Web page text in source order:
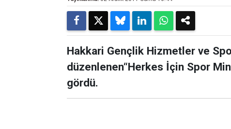
Hakkari Gençlik Hizmetler ve
düzenlenen“Herkes İçin Spor
gördü.